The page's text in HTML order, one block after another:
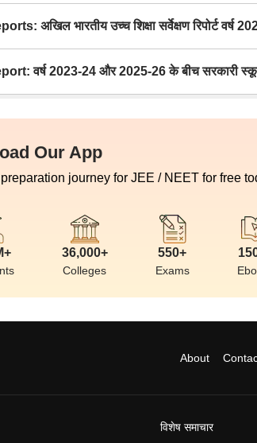
अखिल भारतीय उच्च शिक्षा सर्वेक्षण रिपोर्ट वर्ष
वर्ष 2023-24 और 2025-26 के बीच सरकारी
Our App
journey for JEE / NEET for free
36,000+
Colleges
550+
Exams
About
विशेष समाचार